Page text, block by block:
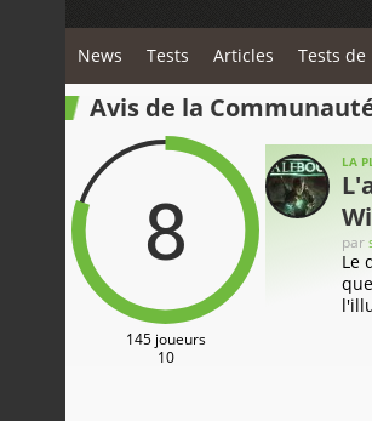
News Tests Articles Tests
Avis de la
8
145 joueurs
10
LA
par
Le